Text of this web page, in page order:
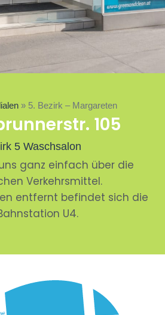
5 |
» 5. Bezirk – Margareten
105
5 Waschsalon
ganz einfach über die
Verkehrsmittel.
entfernt befindet sich die
U4.